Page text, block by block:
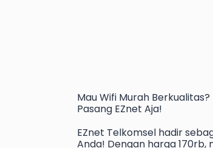
MauWifi Murah Berkualitas?
Pasang EZnet Aja!
EZnet Telkomsel hadir
Anda! Dengan harga 170rb,